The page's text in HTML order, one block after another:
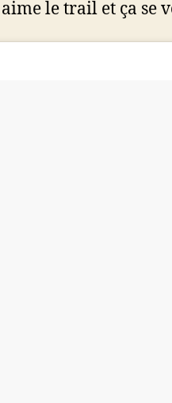
aime le trail et ça se